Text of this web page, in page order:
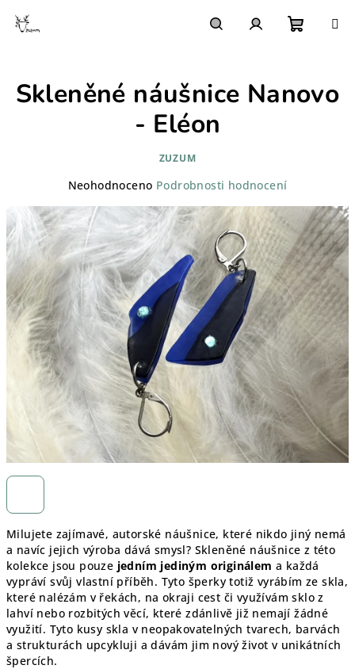
košík
Milujete zajímavé, autorské náušnice, které nikdo jiný nemá
a navíc jejich výroba dává smysl? Skleněné náušnice z této
kolekce jsou pouze jedním jediným originálem a každá
vypráví svůj vlastní příběh. Tyto šperky totiž vyrábím ze skla,
které nalézám v řekách, na okraji cest či využívám sklo z
lahví nebo rozbitých věcí, které zdánlivě již nemají žádné
využití. Tyto kusy skla v neopakovatelných tvarech, barvách
a strukturách upcykluji a dávám jim nový život v unikátních
špercích.
Skleněné náušnice Nanovo
- Eléon
ZUZUM
Průměrné
produktu
je
0,0
z
5
hvězdiček.
Neohodnoceno Podrobnosti hodnocení